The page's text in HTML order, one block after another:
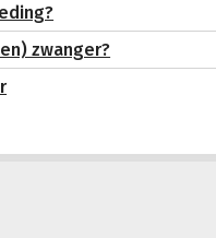
zwanger?